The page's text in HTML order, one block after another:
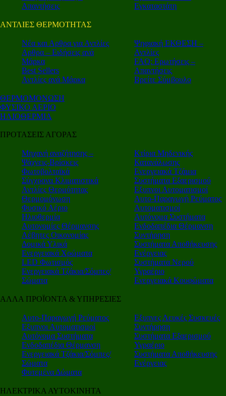
Απαντήσεις
Εγκαταστάτη
ΑΝΤΛΙΕΣ ΘΕΡΜΟΤΗΤΑΣ
Nέα και Αρθρα για Αντλίες
Αρθρα – Ειδήσεις ανά
Μάρκα
Best Sellers
Αντλίες ανά Μάρκα
Ψηφιακή ΕΚΘΕΣΗ –
Αντλίες
FAQ: Ερωτήσεις –
Απαντήσεις
Βρείτε Σύμβουλο
ΘΕΡΜΟΜΟΝΩΣΗ
ΦΥΣΙΚΟ ΑΕΡΙΟ
ΗΛΙΟΘΕΡΜΙΑ
ΠΡΟΤΑΣΕΙΣ ΑΓΟΡΑΣ
Μηχανή αναζήτησης –
Ψάχνεις-Βρίσκεις
Φωτοβολταϊκά
Σύγχρονα Κλιματιστικά
Αντλίες Θερμότητας
Θερμομόνωση
Φυσικό Αέριο
Ηλιοθερμία
Αυτονομίες Θέρμανσης
Λέβητες Οικονομίας
Δομικά Υλικά
Ενεργειακά Χρώματα
LED Φωτισμός
Ενεργειακά Τζάκια/Σόμπες/
Σώματα
Κτίρια Μηδενικής
Κατανάλωσης
Ενεργειακά Τζάμια
Συστήματα Εξαερισμού
Εξυπνοι Αυτοματισμοί
Αυτο-Παραγωγή Ρεύματος
Αυτοματισμοί
Αυτόνομα Συστήματα
Ενδοδαπέδια Θέρμανση
Συντήρηση
Συστήματα Αποθήκευσης
Ενέργειας
Συστήματα Νερού
Υγραέριο
Ενεργειακά Κουφώματα
ΑΛΛΑ ΠΡΟΪΟΝΤΑ & ΥΠΗΡΕΣΙΕΣ
Αυτο-Παραγωγή Ρεύματος
Εξυπνοι Αυτοματισμοί
Αυτόνομα Συστήματα
Ενδοδαπέδια Θέρμανση
Ενεργειακά Τζάκια/Σόμπες/
Σώματα
Φυτεμένα Δώματα
Εξυπνες Λευκές Συσκευές
Συντήρηση
Συστήματα Εξαερισμού
Υγραέριο
Συστήματα Αποθήκευσης
Ενέργειας
ΗΛΕΚΤΡΙΚΑ ΑΥΤΟΚΙΝΗΤΑ